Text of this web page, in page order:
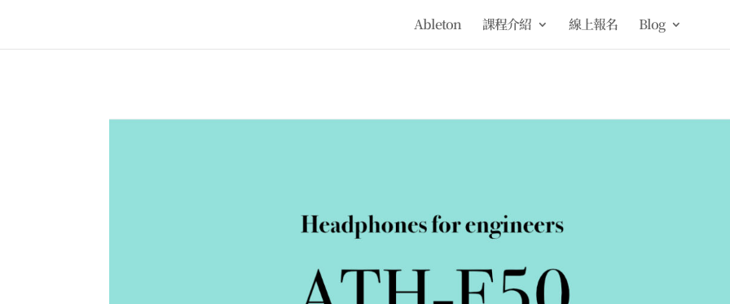
Ableton 課程介紹 線上報名 Blog